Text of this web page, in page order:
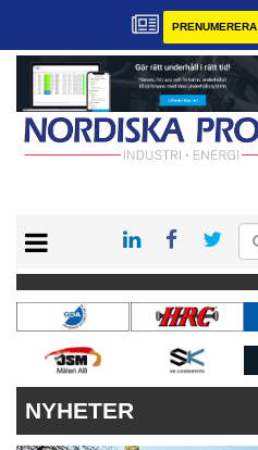
PRENUMERERA
KONTAKT
VÅRA ANDRA MAGASIN
PRENUMERERA
NYHETER